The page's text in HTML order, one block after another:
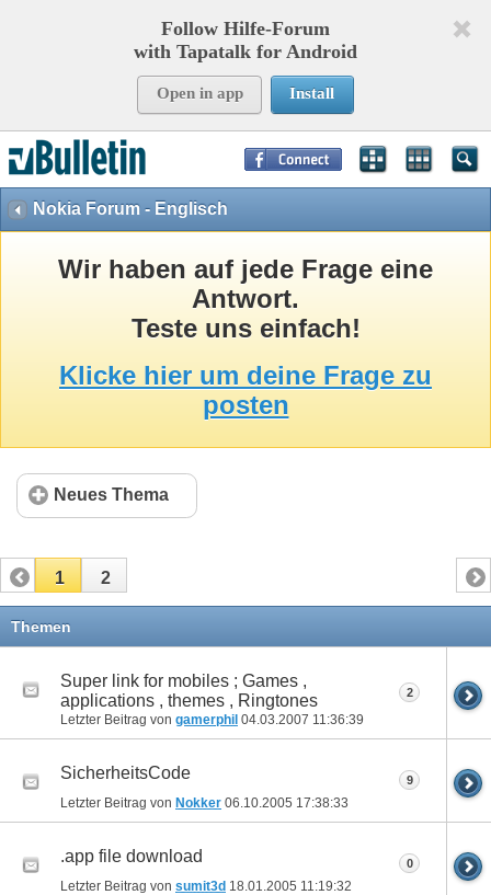
Follow Hilfe-Forum
with Tapatalk for Android
Open in app Install
Nokia Forum - Englisch
Wir haben auf jede Frage eine
Antwort.
Teste uns einfach!
Klicke hier um deine Frage zu
posten
Neues Thema
1 2
Themen
Super link for mobiles ; Games ,
applications , themes , Ringtones
Letzter Beitrag von gamerphil 04.03.2007 11:36:39
2
SicherheitsCode
Letzter Beitrag von Nokker 06.10.2005 17:38:33
9
.app file download
Letzter Beitrag von sumit3d 18.01.2005 11:19:32
0
Page Time:0,18215
Templates:32